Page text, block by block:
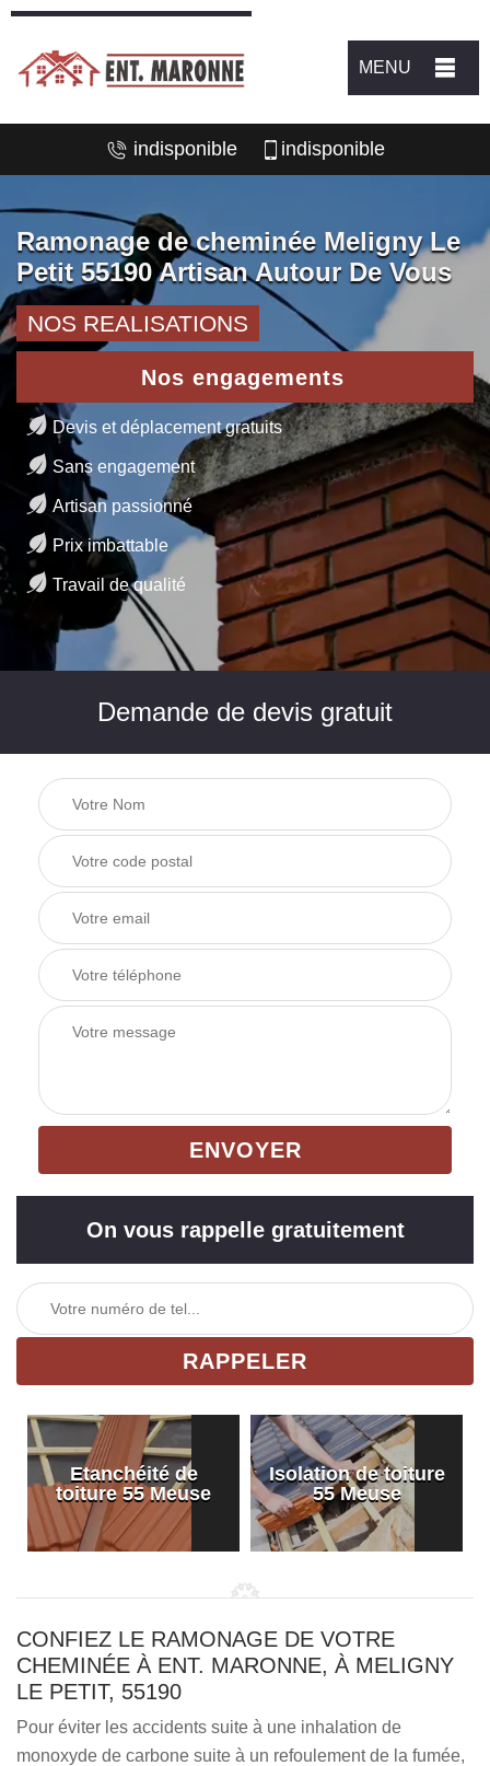
MENU
indisponible indisponible
Ramonage de cheminée Meligny Le
Petit 55190 Artisan Autour De Vous
NOS REALISATIONS
Nos engagements
Devis et déplacement gratuits
Sans engagement
Artisan passionné
Prix imbattable
Travail de qualité
Demande de devis gratuit
On vous rappelle gratuitement
Etanchéité de
toiture 55 Meuse
Isolation de toiture
55 Meuse
CONFIEZ LE RAMONAGE DE VOTRE
CHEMINÉE À ENT. MARONNE, À MELIGNY
LE PETIT, 55190
Pour éviter les accidents suite à une inhalation de
monoxyde de carbone suite à un refoulement de la fumée,